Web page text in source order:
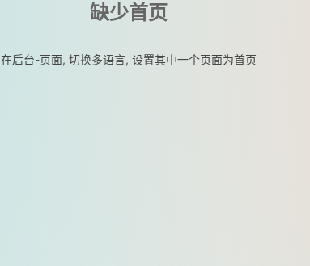
缺少首页
在后台-页面, 切换多语言, 设置其中一个页面为首页